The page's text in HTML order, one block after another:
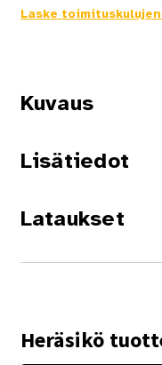
Laske
Kuvaus
Lisätiedot
Lataukset
Heräsikö